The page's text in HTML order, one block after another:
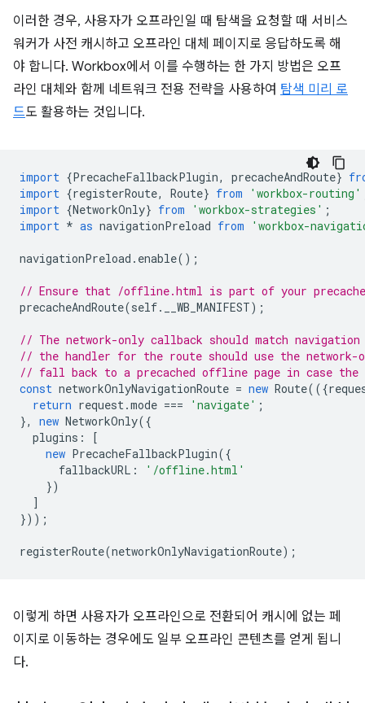
이러한 경우, 사용자가 오프라인일 때 탐색을 요청할 때 서비스
워커가 사전 캐시하고 오프라인 대체 페이지로 응답하도록 해
야 합니다. Workbox에서 이를 수행하는 한 가지 방법은 오프
라인 대체와 함께 네트워크 전용 전략을 사용하여 탐색 미리 로
드도 활용하는 것입니다.
import {PrecacheFallbackPlugin, precacheAndRoute}
import {registerRoute, Route} from 'workbox-routing'
import {NetworkOnly} from 'workbox-strategies' ;
import * as navigationPreload from 'workbox-
navigationPreload . enable();
// Ensure that /offline.html is part of your
precacheAndRoute(self. __WB_MANIFEST);
// The network-only callback should match navigation
// the handler for the route should use the
// fall back to a precached offline page in case
const networkOnlyNavigationRoute = new Route(({
return request.mode === 'navigate' ;
},
new NetworkOnly({
plugins :
[
new PrecacheFallbackPlugin({
fallbackURL :
'/offline.html'
})
]
}));
registerRoute(networkOnlyNavigationRoute);
이렇게 하면 사용자가 오프라인으로 전환되어 캐시에 없는 페
이지로 이동하는 경우에도 일부 오프라인 콘텐츠를 얻게 됩니
다.